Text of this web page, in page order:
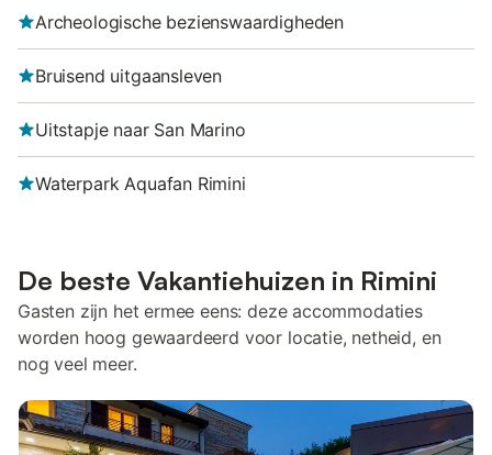
Archeologische bezienswaardigheden
Bruisend uitgaansleven
Uitstapje naar San Marino
Waterpark Aquafan Rimini
De beste Vakantiehuizen in Rimini
Gasten zijn het ermee eens: deze accommodaties
worden hoog gewaardeerd voor locatie, netheid, en
nog veel meer.